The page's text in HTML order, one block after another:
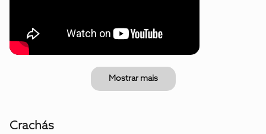
Mostrar mais
Crachás